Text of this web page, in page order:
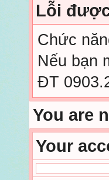
Lỗi
Chức
Nếu bạn
ĐT
You are
Your